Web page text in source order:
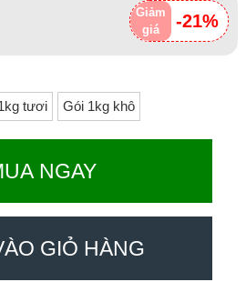
Giảm
giá
-21%
tươi Gói 1kg khô
NGAY
GIỎ HÀNG